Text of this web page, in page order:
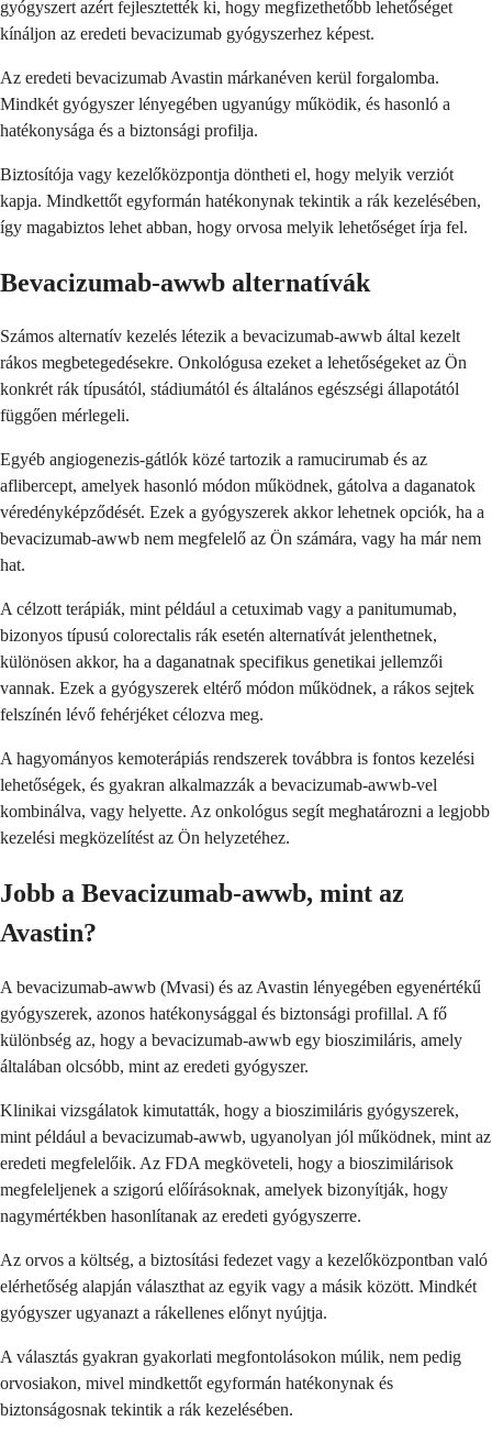
gyógyszert azért fejlesztették ki, hogy megfizethetőbb lehetőséget
kínáljon az eredeti bevacizumab gyógyszerhez képest.
Az eredeti bevacizumab Avastin márkanéven kerül forgalomba.
Mindkét gyógyszer lényegében ugyanúgy működik, és hasonló a
hatékonysága és a biztonsági profilja.
Biztosítója vagy kezelőközpontja döntheti el, hogy melyik verziót
kapja. Mindkettőt egyformán hatékonynak tekintik a rák kezelésében,
így magabiztos lehet abban, hogy orvosa melyik lehetőséget írja fel.
Bevacizumab-awwb alternatívák
Számos alternatív kezelés létezik a bevacizumab-awwb által kezelt
rákos megbetegedésekre. Onkológusa ezeket a lehetőségeket az Ön
konkrét rák típusától, stádiumától és általános egészségi állapotától
függően mérlegeli.
Egyéb angiogenezis-gátlók közé tartozik a ramucirumab és az
aflibercept, amelyek hasonló módon működnek, gátolva a daganatok
véredényképződését. Ezek a gyógyszerek akkor lehetnek opciók, ha a
bevacizumab-awwb nem megfelelő az Ön számára, vagy ha már nem
hat.
A célzott terápiák, mint például a cetuximab vagy a panitumumab,
bizonyos típusú colorectalis rák esetén alternatívát jelenthetnek,
különösen akkor, ha a daganatnak specifikus genetikai jellemzői
vannak. Ezek a gyógyszerek eltérő módon működnek, a rákos sejtek
felszínén lévő fehérjéket célozva meg.
A hagyományos kemoterápiás rendszerek továbbra is fontos kezelési
lehetőségek, és gyakran alkalmazzák a bevacizumab-awwb-vel
kombinálva, vagy helyette. Az onkológus segít meghatározni a legjobb
kezelési megközelítést az Ön helyzetéhez.
Jobb a Bevacizumab-awwb, mint az
Avastin?
A bevacizumab-awwb (Mvasi) és az Avastin lényegében egyenértékű
gyógyszerek, azonos hatékonysággal és biztonsági profillal. A fő
különbség az, hogy a bevacizumab-awwb egy bioszimiláris, amely
általában olcsóbb, mint az eredeti gyógyszer.
Klinikai vizsgálatok kimutatták, hogy a bioszimiláris gyógyszerek,
mint például a bevacizumab-awwb, ugyanolyan jól működnek, mint az
eredeti megfelelőik. Az FDA megköveteli, hogy a bioszimilárisok
megfeleljenek a szigorú előírásoknak, amelyek bizonyítják, hogy
nagymértékben hasonlítanak az eredeti gyógyszerre.
Az orvos a költség, a biztosítási fedezet vagy a kezelőközpontban való
elérhetőség alapján választhat az egyik vagy a másik között. Mindkét
gyógyszer ugyanazt a rákellenes előnyt nyújtja.
A választás gyakran gyakorlati megfontolásokon múlik, nem pedig
orvosiakon, mivel mindkettőt egyformán hatékonynak és
biztonságosnak tekintik a rák kezelésében.